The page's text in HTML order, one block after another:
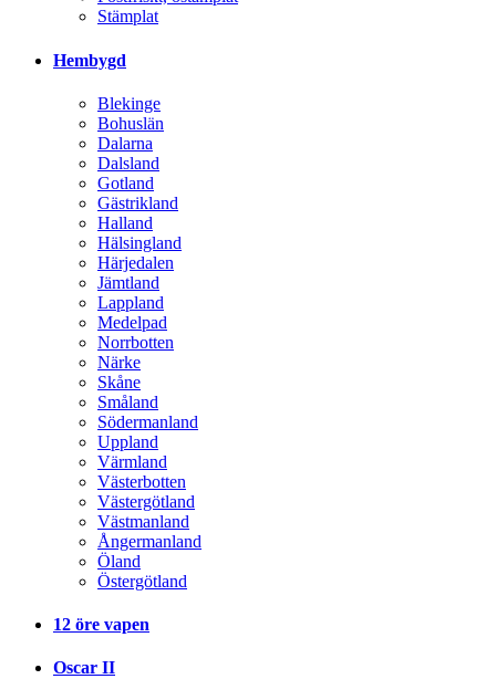
Stämplat
Hembygd
Blekinge
Bohuslän
Dalarna
Dalsland
Gotland
Gästrikland
Halland
Hälsingland
Härjedalen
Jämtland
Lappland
Medelpad
Norrbotten
Närke
Skåne
Småland
Södermanland
Uppland
Värmland
Västerbotten
Västergötland
Västmanland
Ångermanland
Öland
Östergötland
12 öre vapen
Oscar II